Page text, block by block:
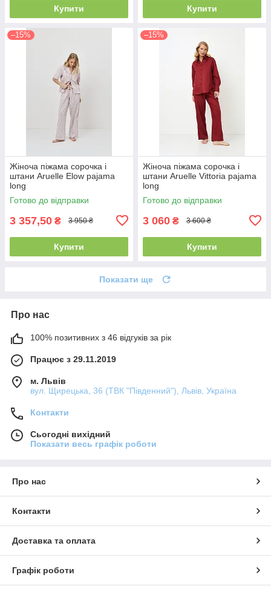
Купити Купити
–15%
Жіноча піжама сорочка і
штани Aruelle Elow pajama
long
Готово до відправки
3 357,50 ₴ 3 950 ₴
Купити
–15%
Жіноча піжама сорочка і
штани Aruelle Vittoria pajama
long
Готово до відправки
3 060 ₴ 3 600 ₴
Купити
Показати ще
Про нас
100% позитивних з 46 відгуків за рік
Працює з 29.11.2019
м. Львів
вул. Щирецька, 36 (ТВК "Південний"), Львів, Україна
Контакти
Сьогодні вихідний
Показати весь графік роботи
Про нас
Контакти
Доставка та оплата
Графік роботи